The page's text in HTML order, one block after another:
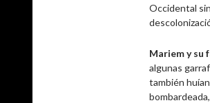
Occidental
Mariem y su
algunas
también